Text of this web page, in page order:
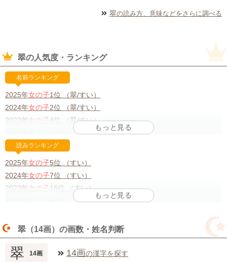
翠の読み方、意味などをさらに調べる
翠の人気度・ランキング
名前ランキング
2025年女の子1位 （翠/すい）
2024年女の子2位 （翠/すい）
2023年 女の子 4位 （翠/すい）
29位 （翠/すい）
2024年男の子42位 （翠/すい）
2023年
男の子 37位 （翠/すい）
*リンククリックで年代別の名前ランキングをチェックできます
読みランキング
2025年女の子5位 （すい）
2024年女の子7位 （すい）
2023年 女の子 16位 （すい）
48位 （すい）
*リンククリックで年代別の名前ランキングをチェックできます
翠（14画）の画数・姓名判断
翠 14画 14画の漢字を探す